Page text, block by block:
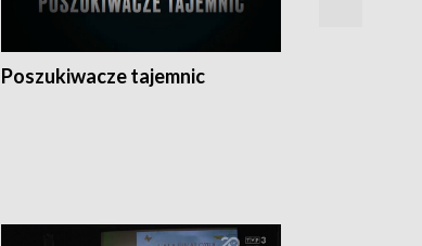
Poszukiwacze tajemnic